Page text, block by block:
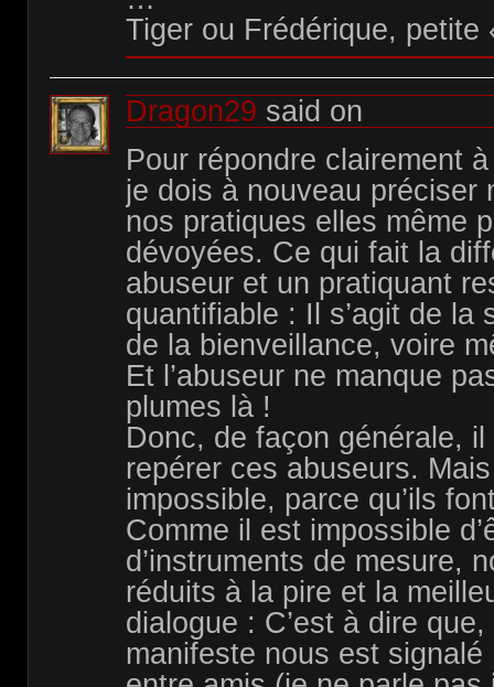
Tiger ou Frédérique, petite
Dragon29 said on
Pour répondre clairement
je dois à nouveau préciser
nos pratiques elles même
dévoyées. Ce qui fait la
abuseur et un pratiquant
quantifiable : Il s’agit de la
de la bienveillance, voire
Et l’abuseur ne manque
plumes là !
Donc, de façon générale,
repérer ces abuseurs.
impossible, parce qu’ils
Comme il est impossible
d’instruments de mesure,
réduits à la pire et la
dialogue : C’est à dire que,
manifeste nous est